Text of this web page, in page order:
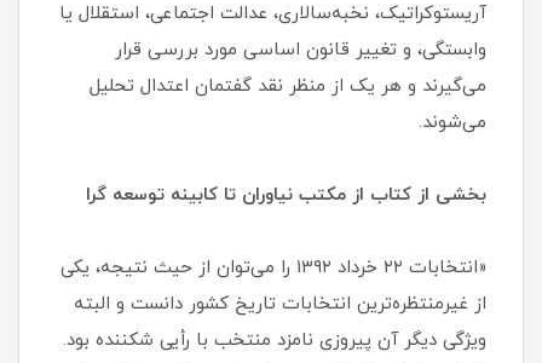
آریستوکراتیک، نخبه‌سالاری، عدالت اجتماعی، استقلال یا
وابستگی، و تغییر قانون اساسی مورد بررسی قرار
می‌گیرند و هر یک از منظر نقد گفتمان اعتدال تحلیل
می‌شوند.
بخشی از کتاب از مکتب نیاوران تا کابینه توسعه گرا
«انتخابات ۲۲ خرداد ۱۳۹۲ را می‌توان از حیث نتیجه، یکی
از غیرمنتظره‌ترین انتخابات تاریخ کشور دانست و البته
ویژگی دیگر آن پیروزی نامزد منتخب با رأیی شکننده بود.